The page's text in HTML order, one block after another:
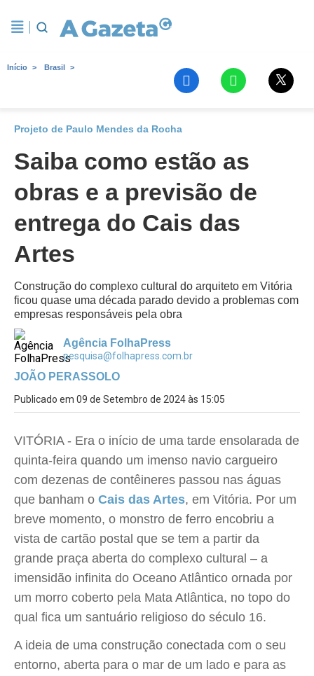
Início Brasil
Projeto de Paulo Mendes da Rocha
Saiba como estão as
obras e a previsão de
entrega do Cais das
Artes
Construção do complexo cultural do arquiteto em Vitória
ficou quase uma década parado devido a problemas com
empresas responsáveis pela obra
Agência FolhaPress
pesquisa@folhapress.com.br
JOÃO PERASSOLO
Publicado em 09 de Setembro de 2024 às 15:05
VITÓRIA - Era o início de uma tarde ensolarada de
quinta-feira quando um imenso navio cargueiro
com dezenas de contêineres passou nas águas
que banham o Cais das Artes, em Vitória. Por um
breve momento, o monstro de ferro encobriu a
vista de cartão postal que se tem a partir da
grande praça aberta do complexo cultural – a
imensidão infinita do Oceano Atlântico ornada por
um morro coberto pela Mata Atlântica, no topo do
qual fica um santuário religioso do século 16.
A ideia de uma construção conectada com o seu
entorno, aberta para o mar de um lado e para as